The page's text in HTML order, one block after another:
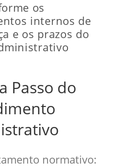
os
internos de
e os prazos do
Passo do
normativo: